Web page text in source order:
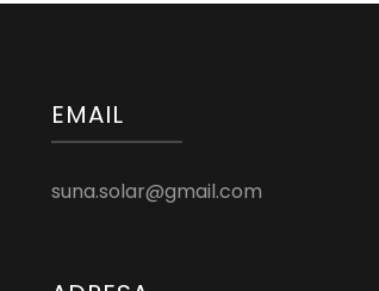
EMAIL
suna.solar@gmail.com